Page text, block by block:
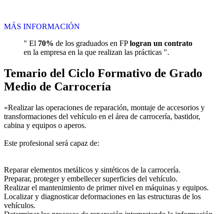
MÁS INFORMACIÓN
" El 70% de los graduados en FPlogran un contrato
en la empresa en la que realizan las prácticas ".
Temario del Ciclo Formativo de Grado
Medio de Carrocería
«Realizar las operaciones de reparación, montaje de accesorios y
transformaciones del vehículo en el área de carrocería, bastidor,
cabina y equipos o aperos.
Este profesional será capaz de:
Reparar elementos metálicos y sintéticos de la carrocería.
Preparar, proteger y embellecer superficies del vehículo.
Realizar el mantenimiento de primer nivel en máquinas y equipos.
Localizar y diagnosticar deformaciones en las estructuras de los
vehículos.